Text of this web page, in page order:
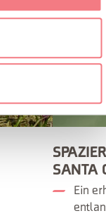
SANTA
Ein